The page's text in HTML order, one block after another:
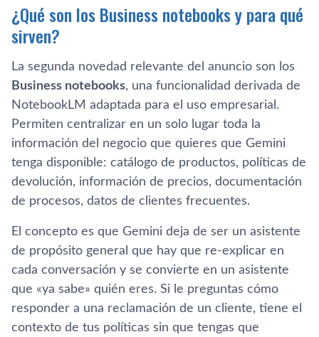
¿Qué son los Business notebooks y para qué
sirven?
La segunda novedad relevante del anuncio son los
Business notebooks, una funcionalidad derivada de
NotebookLM adaptada para el uso empresarial.
Permiten centralizar en un solo lugar toda la
información del negocio que quieres que Gemini
tenga disponible: catálogo de productos, políticas de
devolución, información de precios, documentación
de procesos, datos de clientes frecuentes.
El concepto es que Gemini deja de ser un asistente
de propósito general que hay que re-explicar en
cada conversación y se convierte en un asistente
que «ya sabe» quién eres. Si le preguntas cómo
responder a una reclamación de un cliente, tiene el
contexto de tus políticas sin que tengas que